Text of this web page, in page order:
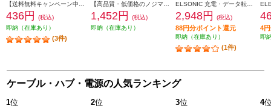
436円
(税込)
即納（在庫あり）
(3件)
1,452円
(税込)
即納（在庫あり）
2,948円 (税込)
88円分ポイント還元
即納（在庫あり）
(1件)
4
即
ケーブル・ハブ・電源の人気ランキング
1位 2位 3位 4